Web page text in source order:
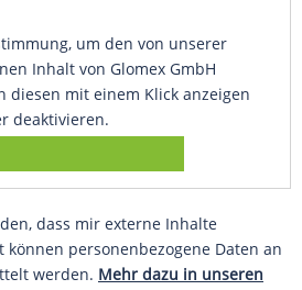
um den von unserer
Inhalt von Glomex GmbH
diesen mit einem Klick anzeigen
deaktivieren.
dass mir externe Inhalte
personenbezogene Daten an
werden. Mehr dazu in unseren